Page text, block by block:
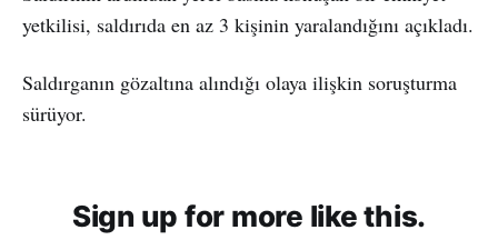
yetkilisi, saldırıda en az 3 kişinin yaralandığını açıkladı.
Saldırganın gözaltına alındığı olaya ilişkin soruşturma
sürüyor.
Sign up for more like this.